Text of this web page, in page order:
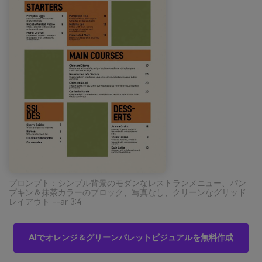
プロンプト：シンプル背景のモダンなレストランメニュー、パン
プキン＆抹茶カラーのブロック、写真なし、クリーンなグリッド
レイアウト --ar 3:4
AIでオレンジ＆グリーンパレットビジュアルを無料作成